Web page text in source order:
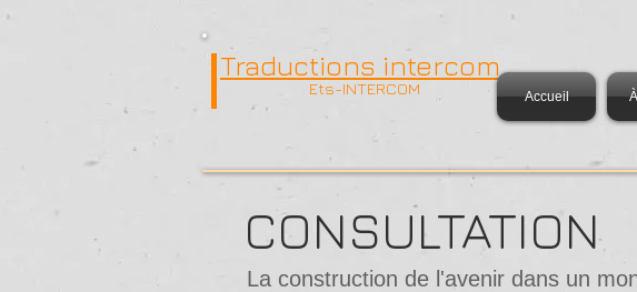
Traductions intercom
Ets-INTERCOM Accueil
CONSULTATION
La construction de l'avenir dans un